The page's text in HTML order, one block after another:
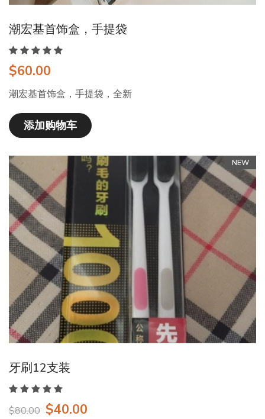
潮宏基首饰盒，手提袋
$60.00
潮宏基首饰盒，手提袋，全新
添加购物车
NEW
牙刷12支装
$80.00 $40.00